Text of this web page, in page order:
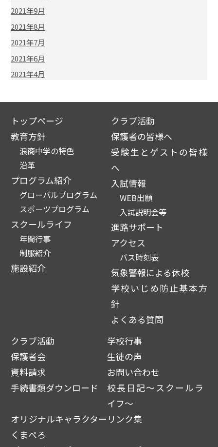
2021年9月
2021年8月
2021年7月
2021年6月
2021年4月
トップページ
教育方針
浪商中学の特色
沿革
プログラム紹介
グローバルプログラム
スポーツプログラム
スクールライフ
年間行事
制服紹介
施設紹介
クラブ活動
保護者の皆様へ
受験生とゲストの皆様
へ
入試情報
WEB出願
入試説明会等
進路サポート
アクセス
バス時刻表
気象警報による休校
学校いじめ防止基本方
針
よくある質問
クラブ活動
学校行事
保護者会
生徒の声
資料請求
お問い合わせ
手続書類ダウンロード
校長日記～スクールラ
イフ～
オリジナルキャラクター
くまぺろ
リンク集